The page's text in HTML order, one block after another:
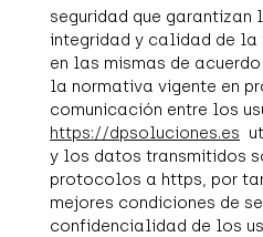
seguridad que
integridad y calidad de la
en las mismas de
la normativa vigente en
comunicación entre los
https://dpsoluciones.es
y los datos transmitidos
protocolos a https, por
mejores condiciones de
confidencialidad de los